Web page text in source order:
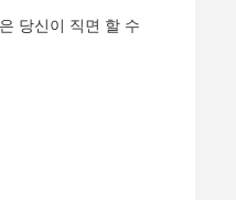
당신이 직면 할 수